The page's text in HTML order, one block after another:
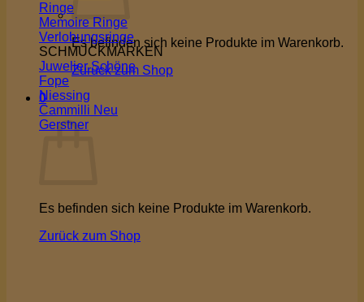
Es befinden sich keine Produkte im Warenkorb.
Zurück zum Shop
0
Warenkorb
Es befinden sich keine Produkte im Warenkorb.
Zurück zum Shop
Ringe
Memoire Ringe
Verlobungsringe
SCHMUCKMARKEN
Juwelier Schöne
Fope
Niessing
Cammilli
Gerstner